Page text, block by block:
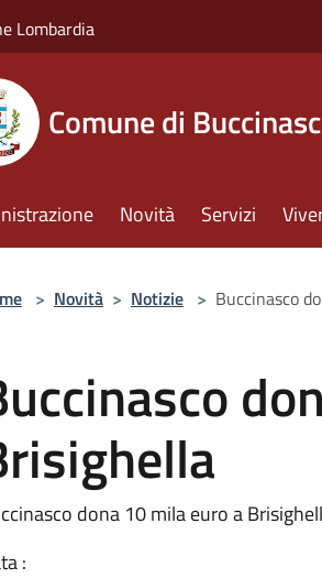
Lombardia
Comune di
Novità Servizi
> Novità > Notizie > Buccinasco
dona 10 mila euro a
: